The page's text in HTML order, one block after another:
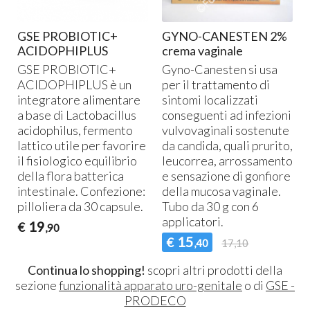
GSE PROBIOTIC+
ACIDOPHIPLUS
GSE PROBIOTIC+
ACIDOPHIPLUS è un
integratore alimentare
a base di Lactobacillus
acidophilus, fermento
lattico utile per favorire
il fisiologico equilibrio
della flora batterica
intestinale. Confezione:
pilloliera da 30 capsule.
€ 19,90
GYNO-CANESTEN 2%
crema vaginale
Gyno-Canesten si usa
per il trattamento di
sintomi localizzati
conseguenti ad infezioni
vulvovaginali sostenute
da candida, quali prurito,
leucorrea, arrossamento
e sensazione di gonfiore
della mucosa vaginale.
Tubo da 30 g con 6
applicatori.
€ 15,40 17,10
Continua lo shopping! scopri altri prodotti della
sezionefunzionalità apparato uro-genitale o di GSE -
PRODECO